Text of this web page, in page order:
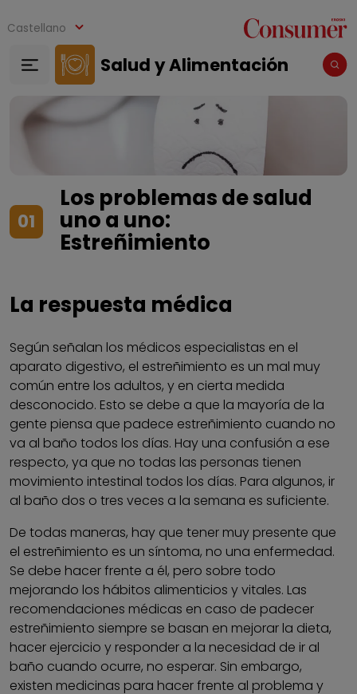
Castellano
Salud y Alimentación
01
Los problemas de salud
uno a uno:
Estreñimiento
La respuesta médica
Según señalan los médicos especialistas en el
aparato digestivo, el estreñimiento es un mal muy
común entre los adultos, y en cierta medida
desconocido. Esto se debe a que la mayoría de la
gente piensa que padece estreñimiento cuando no
va al baño todos los días. Hay una confusión a ese
respecto, ya que no todas las personas tienen
movimiento intestinal todos los días. Para algunos, ir
al baño dos o tres veces a la semana es suficiente.
De todas maneras, hay que tener muy presente que
el estreñimiento es un síntoma, no una enfermedad.
Se debe hacer frente a él, pero sobre todo
mejorando los hábitos alimenticios y vitales. Las
recomendaciones médicas en caso de padecer
estreñimiento siempre se basan en mejorar la dieta,
hacer ejercicio y responder a la necesidad de ir al
baño cuando ocurre, no esperar. Sin embargo,
existen medicinas para hacer frente al problema y